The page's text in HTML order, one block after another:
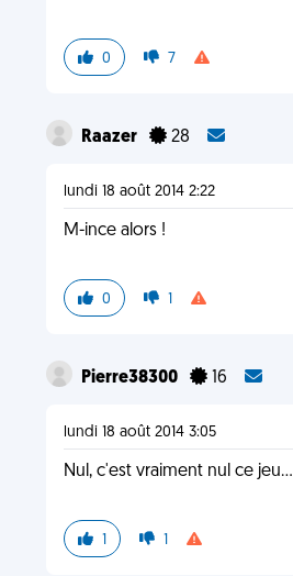
0 7
Raazer 28
lundi 18 août 2014 2:22
M-ince alors !
0 1
Pierre38300 16
lundi 18 août 2014 3:05
Nul, c'est vraiment nul ce jeu...
1 1